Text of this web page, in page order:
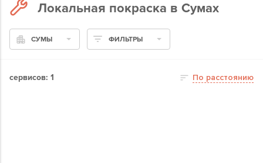
Локальная покраска в Сумах
СУМЫ ФИЛЬТРЫ
сервисов: 1 По расстоянию